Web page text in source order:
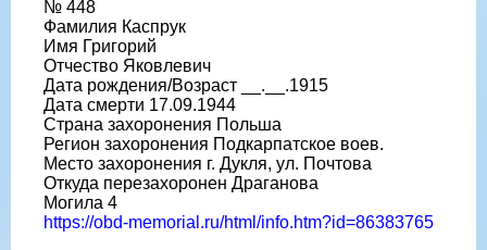
№ 448
Фамилия Каспрук
Имя Григорий
Отчество Яковлевич
Дата рождения/Возраст __.__.1915
Дата смерти 17.09.1944
Страна захоронения Польша
Регион захоронения Подкарпатское воев.
Место захоронения г. Дукля, ул. Почтова
Откуда перезахоронен Драганова
Могила 4
https://obd-memorial.ru/html/info.htm?id=86383765